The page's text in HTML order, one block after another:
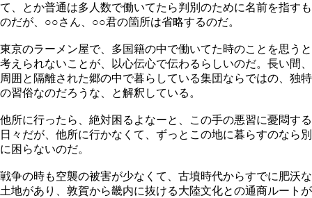
て、とか普通は多人数で働いてたら判別のために名前を指すも
のだが、○○さん、○○君の箇所は省略するのだ。
東京のラーメン屋で、多国籍の中で働いてた時のことを思うと
考えられないことが、以心伝心で伝わるらしいのだ。長い間、
周囲と隔離された郷の中で暮らしている集団ならではの、独特
の習俗なのだろうな、と解釈している。
他所に行ったら、絶対困るよなーと、この手の悪習に憂悶する
日々だが、他所に行かなくて、ずっとこの地に暮らすのなら別
に困らないのだ。
戦争の時も空襲の被害が少なくて、古墳時代からすでに肥沃な
土地があり、敦賀から畿内に抜ける大陸文化との通商ルートが